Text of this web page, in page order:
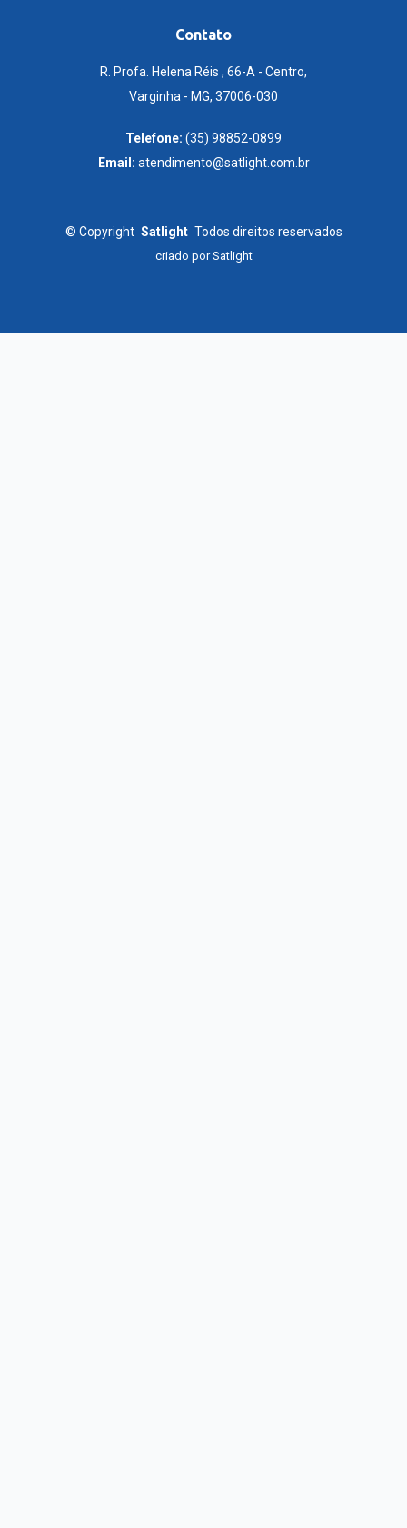
Contato
R. Profa. Helena Réis , 66-A - Centro,
Varginha - MG, 37006-030
Telefone: (35) 98852-0899
Email: atendimento@satlight.com.br
© Copyright Satlight Todos direitos reservados
criado porSatlight